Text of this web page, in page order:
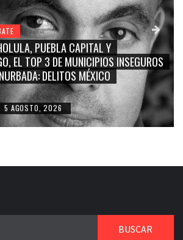
NAY SALVATORI, SERGIO MAYER,
“LA CORCHOLATA”, CUAUHTÉMOC
LA TRIVIALIZACIÓN Y
LA REPRESENTACIÓN CIUDADANA
4 AGOSTO, 2026